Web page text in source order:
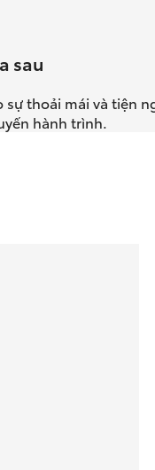
sau
sự thoải mái và tiện
hành trình.